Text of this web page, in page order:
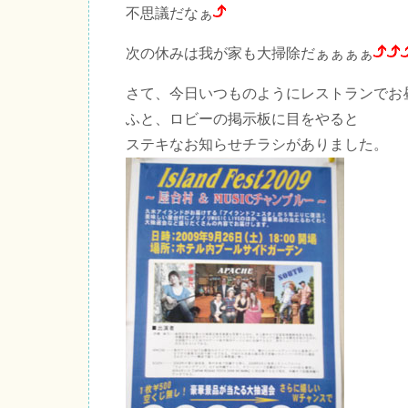
不思議だなぁ
次の休みは我が家も大掃除だぁぁぁぁ
さて、今日いつものようにレストランでお
ふと、ロビーの掲示板に目をやると
ステキなお知らせチラシがありました。